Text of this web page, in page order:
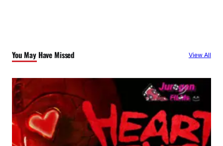
You May Have Missed View All